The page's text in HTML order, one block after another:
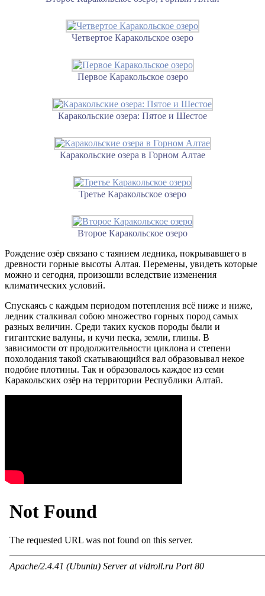
Четвертое Каракольское озеро
Первое Каракольское озеро
Каракольские озера: Пятое и Шестое
Каракольские озера в Горном Алтае
Третье Каракольское озеро
Второе Каракольское озеро
Рождение озёр связано с таянием ледника, покрывавшего в
древности горные высоты Алтая. Перемены, увидеть которые
можно и сегодня, произошли вследствие изменения
климатических условий.
Спускаясь с каждым периодом потепления всё ниже и ниже,
ледник сталкивал собою множество горных пород самых
разных величин. Среди таких кусков породы были и
гигантские валуны, и кучи песка, земли, глины. В
зависимости от продолжительности циклона и степени
похолодания такой скатывающийся вал образовывал некое
подобие плотины. Так и образовалось каждое из семи
Каракольских озёр на территории Республики Алтай.